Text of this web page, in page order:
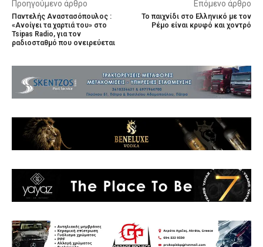
Προηγούμενο άρθρο
Παντελής Αναστασόπουλος :
«Ανοίγει τα χαρτιά του» στο
Tsipas Radio, για τον
ραδιοσταθμό που ονειρεύεται
Επόμενο άρθρο
Το παιχνίδι στο Ελληνικό με τον
Ρέμο είναι κρυφό και χοντρό